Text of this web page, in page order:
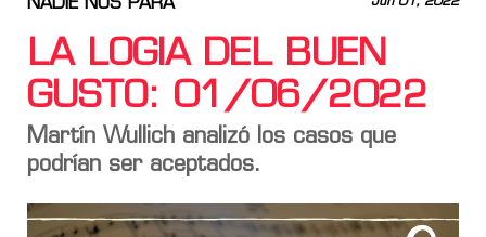
NADIE NOS PARA
LA LOGIA DEL BUEN
GUSTO: 01/06/2022
Martín Wullich analizó los casos que
podrían ser aceptados.